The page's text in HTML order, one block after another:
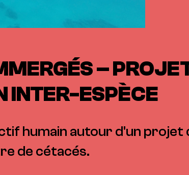
–
INTER-ESPÈCE
humain autour d'un projet
de cétacés.